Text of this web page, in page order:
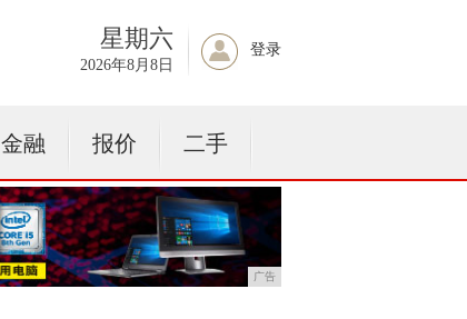
星期六
2026年8月8日
登录
金融 报价 二手
广告